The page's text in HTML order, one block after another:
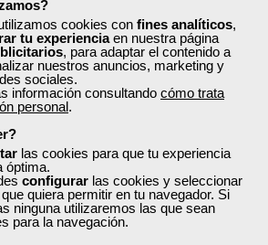
cookies con fines analíticos,
tu experienciaen nuestra página
, para adaptar el contenido a
nuestros anuncios, marketing y
sociales.
información consultando cómo trata
personal.
las cookies para que tu experiencia
óptima.
configurar las cookies y seleccionar
quiera permitir en tu navegador. Si
ninguna utilizaremos las que sean
para la navegación.